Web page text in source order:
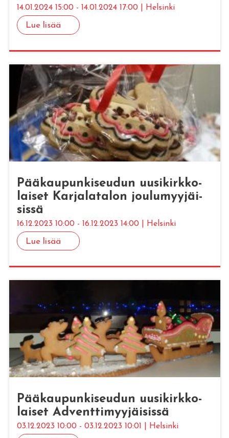
14.01.2024 15:00 - 14.01.2024 17:00 | Helsinki
Lue lisää
Pää­kau­pun­ki­seu­dun uusi­kirk­ko­
lai­set Kar­ja­la­ta­lon jou­lu­myy­jäi­
sis­sä
16.12.2023 10:00 - 16.12.2023 14:00 | Helsinki
Lue lisää
Pää­kau­pun­ki­seu­dun uusi­kirk­ko­
lai­set Ad­vent­ti­myy­jäi­sis­sä
03.12.2023 10:00 - 03.12.2023 10:01 | Helsinki